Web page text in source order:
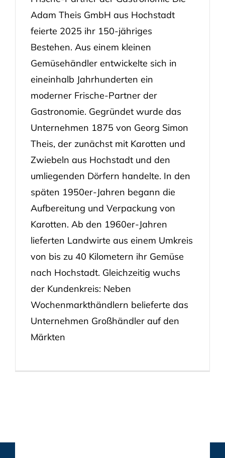
Adam Theis GmbH aus Hochstadt
feierte 2025 ihr 150-jähriges
Bestehen. Aus einem kleinen
Gemüsehändler entwickelte sich in
eineinhalb Jahrhunderten ein
moderner Frische-Partner der
Gastronomie. Gegründet wurde das
Unternehmen 1875 von Georg Simon
Theis, der zunächst mit Karotten und
Zwiebeln aus Hochstadt und den
umliegenden Dörfern handelte. In den
späten 1950er-Jahren begann die
Aufbereitung und Verpackung von
Karotten. Ab den 1960er-Jahren
lieferten Landwirte aus einem Umkreis
von bis zu 40 Kilometern ihr Gemüse
nach Hochstadt. Gleichzeitig wuchs
der Kundenkreis: Neben
Wochenmarkthändlern belieferte das
Unternehmen Großhändler auf den
Märkten